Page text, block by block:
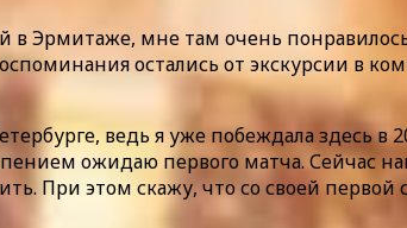
в Эрмитаже, мне там очень
остались от экскурсии в
ведь я уже побеждала здесь
ожидаю первого матча. Сейчас
При этом скажу, что со своей